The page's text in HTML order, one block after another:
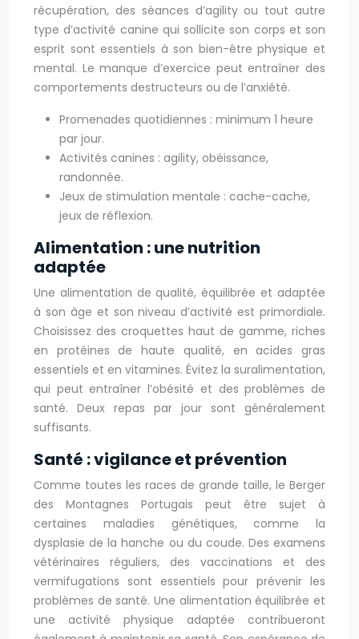
récupération, des séances d’agility ou tout autre
type d’activité canine qui sollicite son corps et son
esprit sont essentiels à son bien-être physique et
mental. Le manque d’exercice peut entraîner des
comportements destructeurs ou de l’anxiété.
Promenades quotidiennes : minimum 1 heure
par jour.
Activités canines : agility, obéissance,
randonnée.
Jeux de stimulation mentale : cache-cache,
jeux de réflexion.
Alimentation : une nutrition
adaptée
Une alimentation de qualité, équilibrée et adaptée
à son âge et son niveau d’activité est primordiale.
Choisissez des croquettes haut de gamme, riches
en protéines de haute qualité, en acides gras
essentiels et en vitamines. Évitez la suralimentation,
qui peut entraîner l’obésité et des problèmes de
santé. Deux repas par jour sont généralement
suffisants.
Santé : vigilance et prévention
Comme toutes les races de grande taille, le Berger
des Montagnes Portugais peut être sujet à
certaines maladies génétiques, comme la
dysplasie de la hanche ou du coude. Des examens
vétérinaires réguliers, des vaccinations et des
vermifugations sont essentiels pour prévenir les
problèmes de santé. Une alimentation équilibrée et
une activité physique adaptée contribueront